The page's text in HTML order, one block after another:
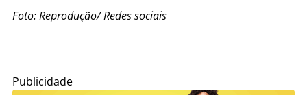
Foto: Reprodução/ Redes sociais
Publicidade